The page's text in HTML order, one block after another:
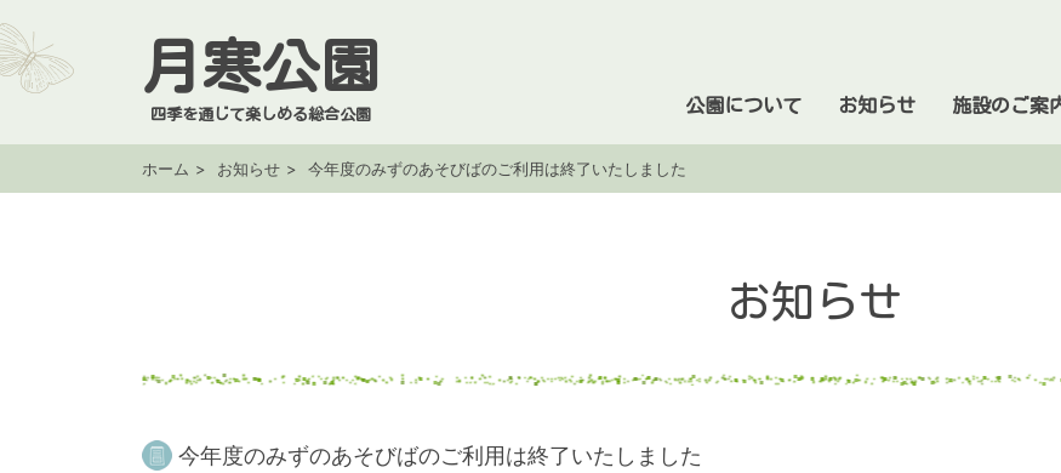
月寒公園
四季を通じて楽しめる総合公園 公園について お知らせ 施設のご案
ホーム お知らせ 今年度のみずのあそびばのご利用は終了いたしました
お知らせ
今年度のみずのあそびばのご利用は終了いたしました